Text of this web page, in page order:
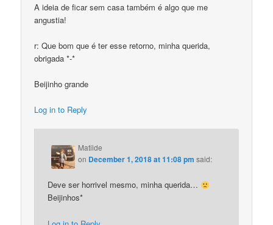
A ideia de ficar sem casa também é algo que me
angustia!
r: Que bom que é ter esse retorno, minha querida,
obrigada *-*
Beijinho grande
Log in to Reply
Matilde
on December 1, 2018 at 11:08 pm said:
Deve ser horrivel mesmo, minha querida…
Beijinhos*